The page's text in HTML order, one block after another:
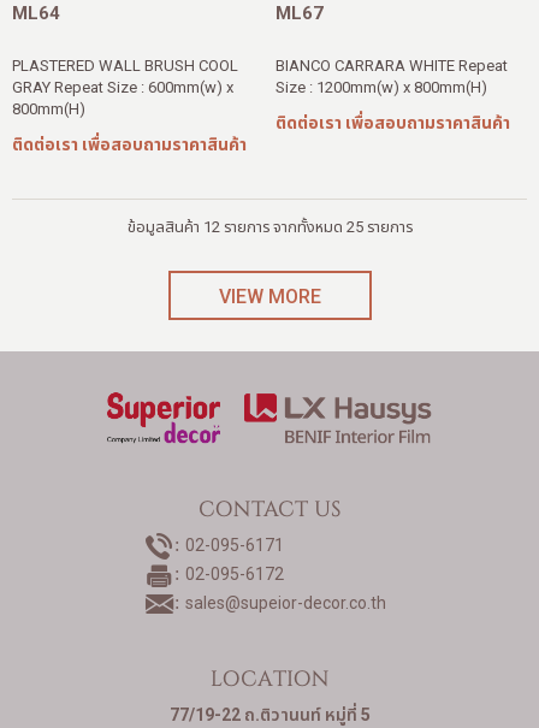
ML64
PLASTERED WALL BRUSH COOL
GRAY Repeat Size : 600mm(w) x
800mm(H)
ติดต่อเรา เพื่อสอบถามราคาสินค้า
ML67
BIANCO CARRARA WHITE Repeat
Size : 1200mm(w) x 800mm(H)
ติดต่อเรา เพื่อสอบถามราคาสินค้า
ข้อมูลสินค้า 12 รายการ จากทั้งหมด 25 รายการ
VIEW MORE
CONTACT US
02-095-6171
02-095-6172
sales@supeior-decor.co.th
LOCATION
77/19-22 ถ.ติวานนท์ หมู่ที่ 5